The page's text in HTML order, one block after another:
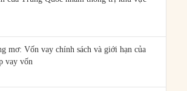
mơ: Vốn vay chính sách và giới hạn của
vay vốn